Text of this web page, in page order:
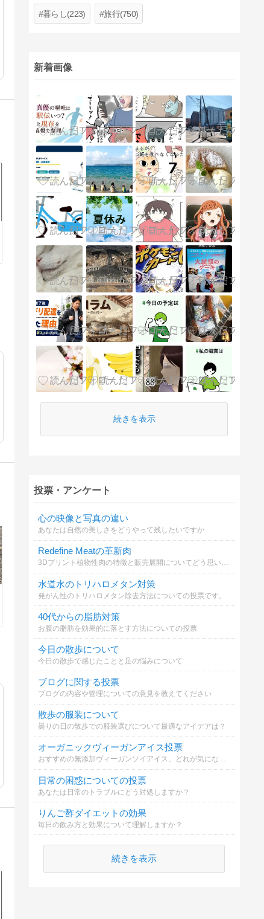
暮らし(223) 旅行(750)
新着画像
続きを表示
投票・アンケート
心の映像と写真の違い
あなたは自然の美しさをどうやって残したいですか
Redefine Meatの革新肉
3Dプリント植物性肉の特徴と販売展開についてどう思いますか？
水道水のトリハロメタン対策
発がん性のトリハロメタン除去方法についての投票です。
40代からの脂肪対策
お腹の脂肪を効果的に落とす方法についての投票
今日の散歩について
今日の散歩で感じたことと足の悩みについて
ブログに関する投票
ブログの内容や管理についての意見を教えてください
散歩の服装について
曇りの日の散歩での服装選びについて最適なアイデアは？
オーガニックヴィーガンアイス投票
おすすめの無添加ヴィーガンソイアイス、どれが気になる？
日常の困惑についての投票
あなたは日常のトラブルにどう対処しますか？
りんご酢ダイエットの効果
毎日の飲み方と効果について理解しますか？
続きを表示